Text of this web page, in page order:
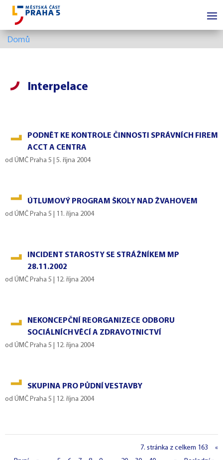
Domů
Interpelace
PODNĚT KE KONTROLE ČINNOSTI SPRÁVNÍCH FIREM
ACCT A CENTRA
od ÚMČ Praha 5 5. října 2004
ÚTLUMOVÝ PROGRAM ŠKOLY NAD ŽVAHOVEM
od ÚMČ Praha 5 11. října 2004
INCIDENT STAROSTY SE STRÁŽNÍKEM MP
28.11.2002
od ÚMČ Praha 5 12. října 2004
NEKONCEPČNÍ REORGANIZECE ODBORU
SOCIÁLNÍCH VĚCÍ A ZDRAVOTNICTVÍ
od ÚMČ Praha 5 12. října 2004
SKUPINA PRO PŮDNÍ VESTAVBY
od ÚMČ Praha 5 12. října 2004
7. stránka z celkem 163
«